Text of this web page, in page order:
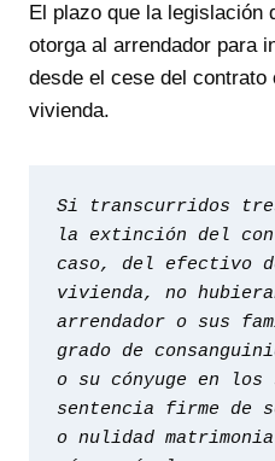
El plazo que la legislación
otorga al arrendador para
desde el cese del contrato
vivienda.
Si transcurridos
la extinción del
caso, del efectivo
vivienda, no
arrendador o sus
grado de
o su cónyuge en los
sentencia firme de
o nulidad